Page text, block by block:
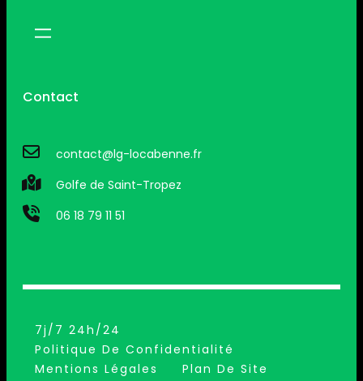
Contact
contact@lg-locabenne.fr
Golfe de Saint-Tropez
06 18 79 11 51
7j/7 24h/24
Politique De Confidentialité
Mentions Légales
Plan De Site